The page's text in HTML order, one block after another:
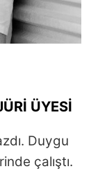
ÜYESİ
Duygu
çalıştı.